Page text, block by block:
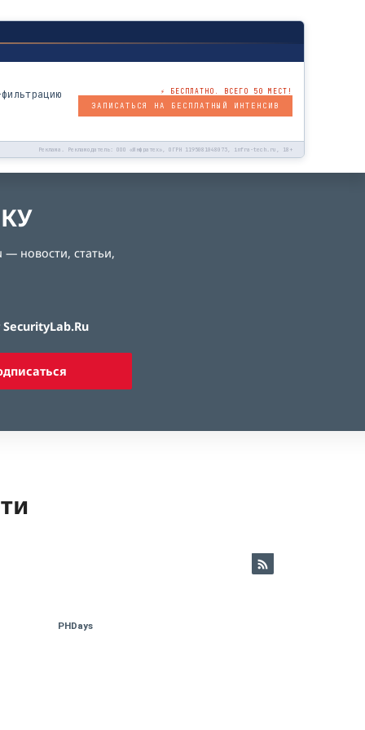
⚡ БЕСПЛАТНО. ВСЕГО 50 МЕСТ!
ЗАПИСАТЬСЯ НА БЕСПЛАТНЫЙ ИНТЕНСИВ
Реклама. Рекламодатель: ООО «Инфратех», ОГРН 1195081048073, infra-tech.ru, 18+
новости, статьи,
PHDays